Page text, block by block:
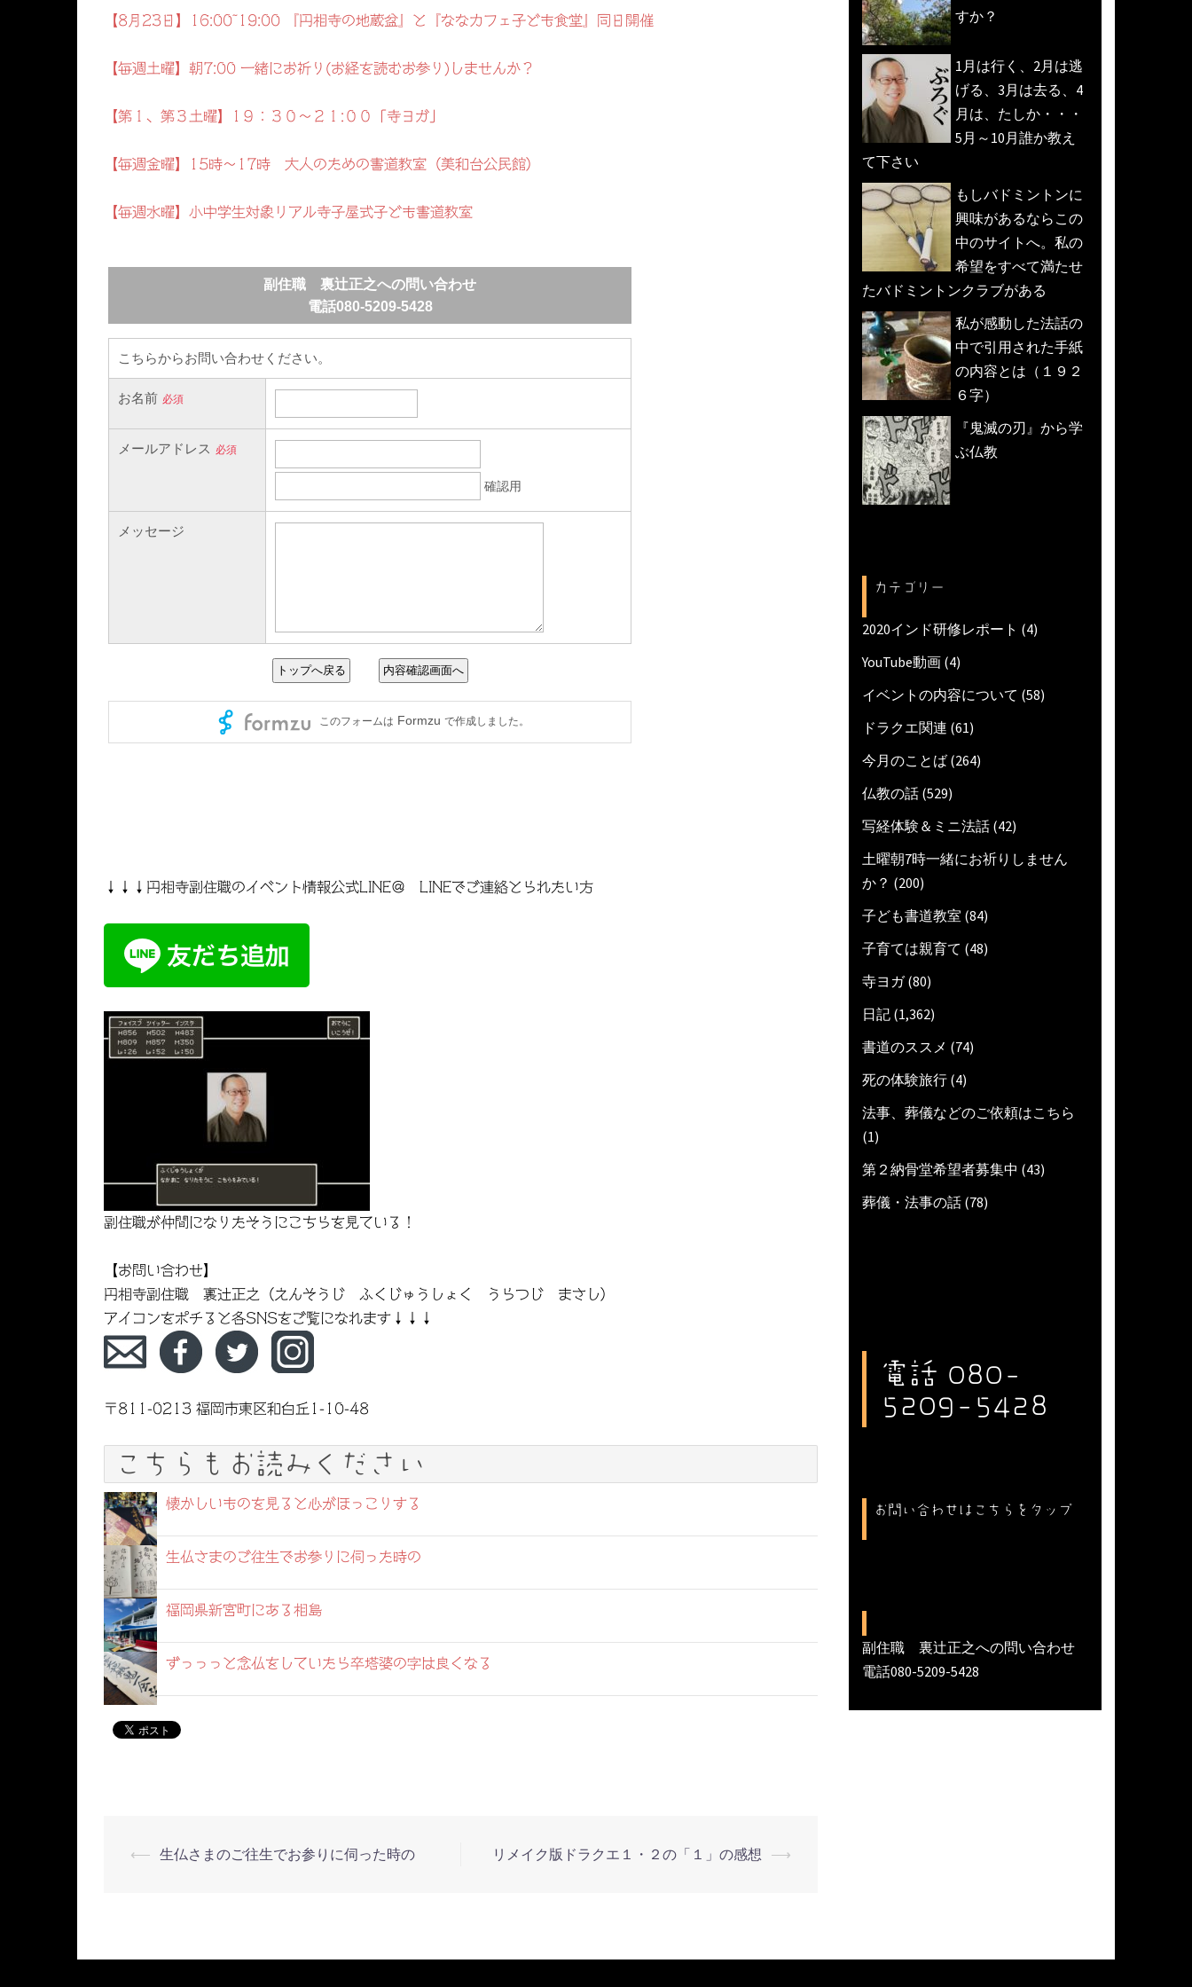
【8月23日】16:00~19:00 『円相寺の地蔵盆』と『ななカフェ子ども食堂』同日開催
【毎週土曜】朝7:00 一緒にお祈り(お経を読むお参り)しませんか？
【第１、第３土曜】1９：３０～２１:００「寺ヨガ」
【毎週金曜】15時～17時 大人のための書道教室（美和台公民館）
【毎週水曜】小中学生対象リアル寺子屋式子ども書道教室
↓↓↓円相寺副住職のイベント情報公式LINE＠ LINEでご連絡とられたい方
副住職が仲間になりたそうにこちらを見ている！
【お問い合わせ】
円相寺副住職 裏辻正之（えんそうじ ふくじゅうしょく うらつじ まさし）
アイコンをポチると各SNSをご覧になれます↓↓↓
〒811-0213 福岡市東区和白丘1-10-48
こちらもお読みください
懐かしいものを見ると心がほっこりする
生仏さまのご往生でお参りに伺った時の
福岡県新宮町にある相島
ずっっっと念仏をしていたら卒塔婆の字は良くなる
投
ナ
⟵ 生仏さまのご往生でお参りに伺った時の リメイク版ドラクエ１・２の「１」の感想 ⟶
すか？
1月は行く、2月は逃
げる、3月は去る、4
月は、たしか・・・
5月～10月誰か教え
て下さい
もしバドミントンに
興味があるならこの
中のサイトへ。私の
希望をすべて満たせ
たバドミントンクラブがある
私が感動した法話の
中で引用された手紙
の内容とは（１９２
６字）
『鬼滅の刃』から学
ぶ仏教
カテゴリー
2020インド研修レポート (4)
YouTube動画 (4)
イベントの内容について (58)
ドラクエ関連 (61)
今月のことば (264)
仏教の話 (529)
写経体験＆ミニ法話 (42)
土曜朝7時一緒にお祈りしません
か？ (200)
子ども書道教室 (84)
子育ては親育て (48)
寺ヨガ(80)
日記 (1,362)
書道のススメ (74)
死の体験旅行 (4)
法事、葬儀などのご依頼はこちら
(1)
第２納骨堂希望者募集中 (43)
葬儀・法事の話 (78)
電話 080-
5209-5428
お問い合わせはこちらをタップ
副住職 裏辻正之への問い合わせ
電話080-5209-5428